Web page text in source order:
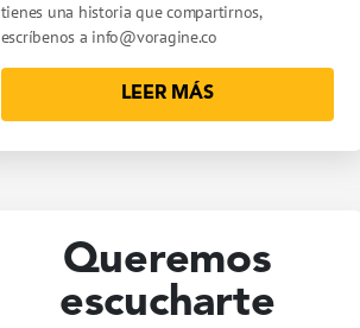
tienes una historia que compartirnos,
escríbenos a info@voragine.co
LEER MÁS
Queremos
escucharte